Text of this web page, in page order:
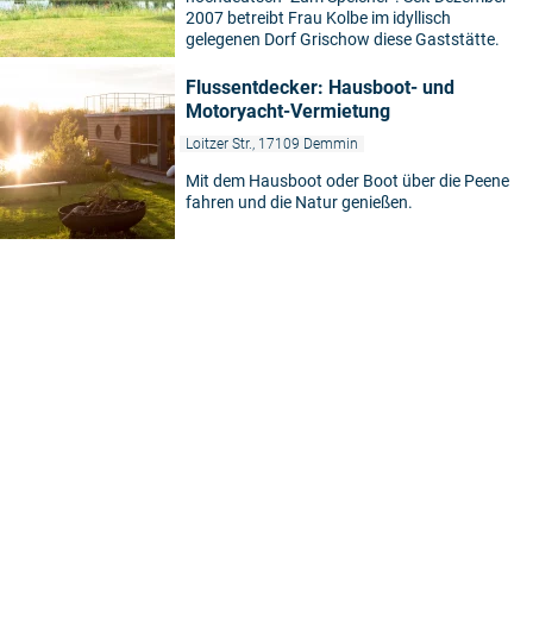
2007 betreibt Frau Kolbe im idyllisch
gelegenen Dorf Grischow diese Gaststätte.
Flussentdecker: Hausboot- und
Motoryacht-Vermietung
Loitzer Str., 17109 Demmin
Mit dem Hausboot oder Boot über die Peene
fahren und die Natur genießen.